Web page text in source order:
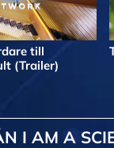
till
(Trailer)
I AM A